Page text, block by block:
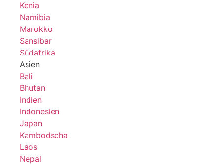
Kenia
Namibia
Marokko
Sansibar
Südafrika
Asien
Bali
Bhutan
Indien
Indonesien
Japan
Kambodscha
Laos
Nepal